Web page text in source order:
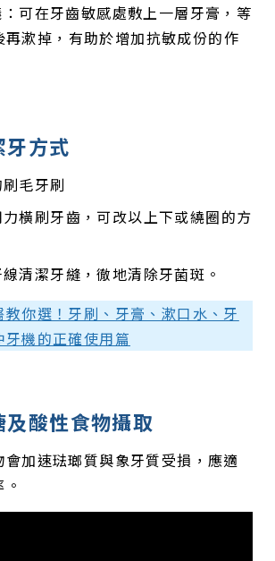
可在牙齒敏感處敷上一層牙膏，等
漱掉，有助於增加抗敏成份的作
方式
毛牙刷
橫刷牙齒，可改以上下或繞圈的方
清潔牙縫，徹地清除牙菌斑。
教你選！牙刷、牙膏、漱口水、牙
機的正確使用篇
酸性食物攝取
加速琺瑯質與象牙質受損，應適